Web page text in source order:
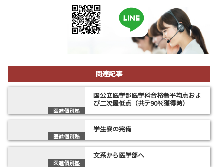
関連記事
医進個別塾
国公立医学部医学科合格者平均点およ
び二次最低点（共テ90％獲得時）
医進個別塾
学生寮の完備
医進個別塾
文系から医学部へ